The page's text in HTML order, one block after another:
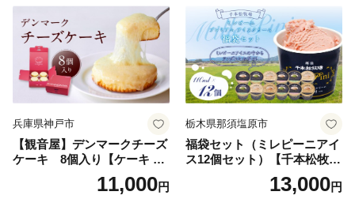
兵庫県神戸市
【観音屋】デンマークチーズ
ケーキ 8個入り【ケーキ チ
ーズケーキ 人気スイーツ お
すすめスイーツ 神戸スイー
11,000円
栃木県那須塩原市
福袋セット（ミレピーニアイ
ス12個セット）【千本松牧
場】 ns025-014-12 【デザー
ト 詰め合わせ ギフト】
13,000円